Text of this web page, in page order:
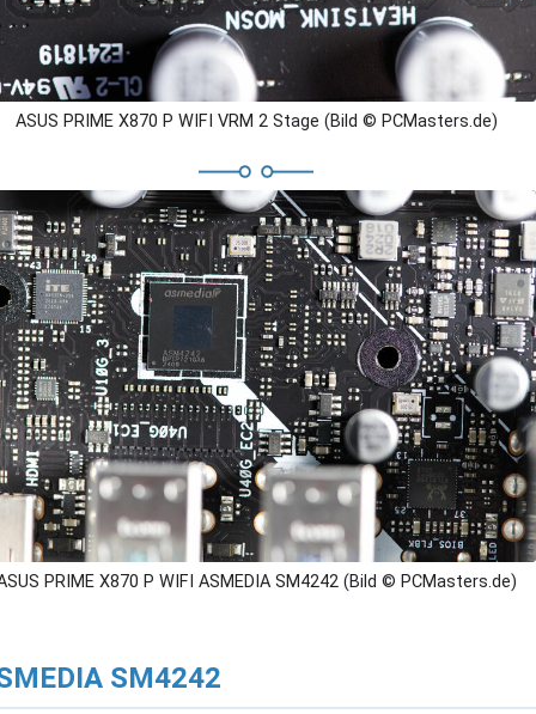
ASUS PRIME X870 P WIFI VRM 2 Stage (Bild © PCMasters.de)
PRIME X870 P WIFI ASMEDIA SM4242 (Bild © PCMasters.de)
SM4242